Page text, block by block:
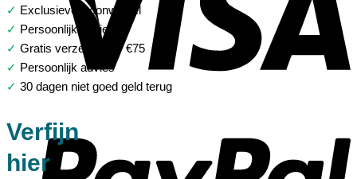
✓ Exclusieve woonwinkel
✓ Persoonlijk advies
✓ Gratis verzending > €75
✓ Persoonlijk advies
✓ 30 dagen niet goed geld terug
Verfijn
hier